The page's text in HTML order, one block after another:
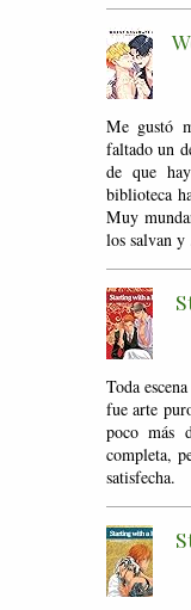
Me gustó
faltado un
de que
biblioteca
Muy
los salvan y
Toda
fue arte
poco más
completa,
satisfecha.